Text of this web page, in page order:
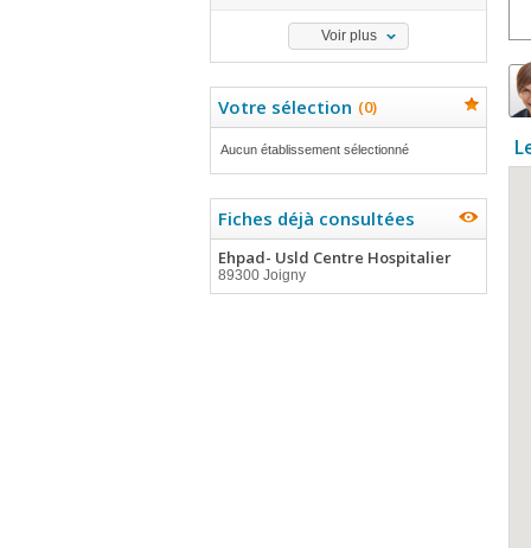
Voir plus
Votre sélection (0)
Aucun établissement sélectionné
Fiches déjà consultées
Ehpad- Usld Centre Hospitalier
89300 Joigny